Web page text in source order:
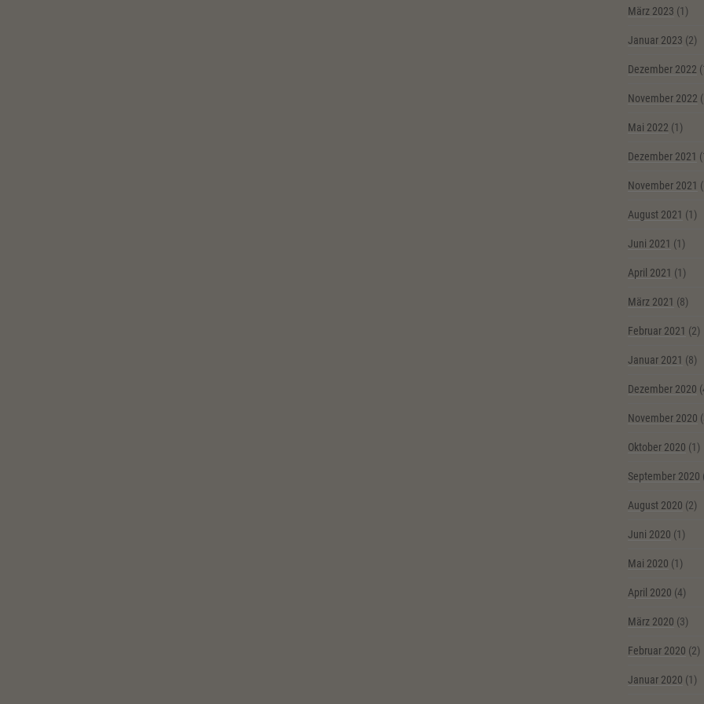
März 2023 (1)
Januar 2023 (2)
Dezember 2022
November 2022
Mai 2022 (1)
Dezember 2021
November 2021
August 2021 (1)
Juni 2021 (1)
April 2021 (1)
März 2021 (8)
Februar 2021 (2)
Januar 2021 (8)
Dezember 2020
November 2020
Oktober 2020 (1)
September 2020
August 2020 (2)
Juni 2020 (1)
Mai 2020 (1)
April 2020 (4)
März 2020 (3)
Februar 2020 (2)
Januar 2020 (1)